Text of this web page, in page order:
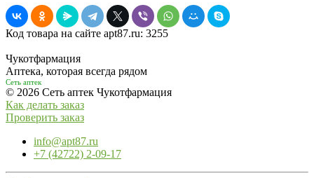
Код товара на сайте apt87.ru: 3255
Чукотфармация
Аптека, которая всегда рядом
Сеть аптек
© 2026 Сеть аптек Чукотфармация
Как делать заказ
Проверить заказ
info@apt87.ru
+7 (42722) 2-09-17